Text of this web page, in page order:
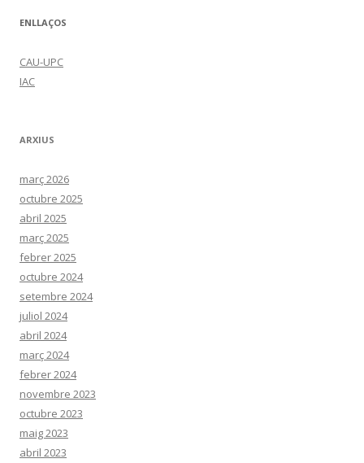
ENLLAÇOS
CAU-UPC
IAC
ARXIUS
març 2026
octubre 2025
abril 2025
març 2025
febrer 2025
octubre 2024
setembre 2024
juliol 2024
abril 2024
març 2024
febrer 2024
novembre 2023
octubre 2023
maig 2023
abril 2023